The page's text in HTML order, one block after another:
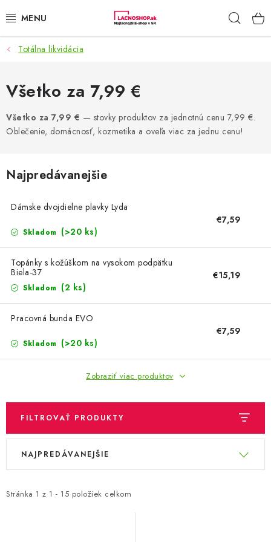
na
NAŠE AKCIE!
NAŠE NOVINKY!
POTRAVINY
NÁBYTOK
ELEKTRO
OBLEČENIE A MÓDA
TOTÁLNA LIKVIDÁCIA
AUTO-MOTO
PRODUKTY HISTORICKE BEZ ZASOBY
Totálna likvidácia
Všetko za 7,99 €
Všetko za 7,99 € — stovky produktov za jednotnú cenu 7,99 €.
Oblečenie, domácnosť, kozmetika a oveľa viac za jednu cenu!
Najpredávanejšie
Dámske dvojdielne plavky Lyda
Skladom (>20 ks)
€7,59
Topánky s kožúškom na vysokom podpätku
Biela-37
Skladom (2 ks)
€15,19
Pracovná bunda EVO
Skladom (>20 ks)
€7,59
Zobraziť viac produktov
FILTROVAŤ PRODUKTY
V
i
Stránka 1 z 1 - 15 položiek celkom
R
e
NAJPREDÁVANEJŠIE